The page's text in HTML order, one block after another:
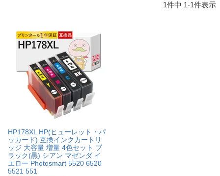
1件中 1-1件表示
HP178XL HP(ヒューレット・パ
ッカード) 互換インクカートリ
ッジ 大容量 増量 4色セット ブ
ラック(黒) シアン マゼンダ イ
エロー Photosmart 5520 6520
5521 551